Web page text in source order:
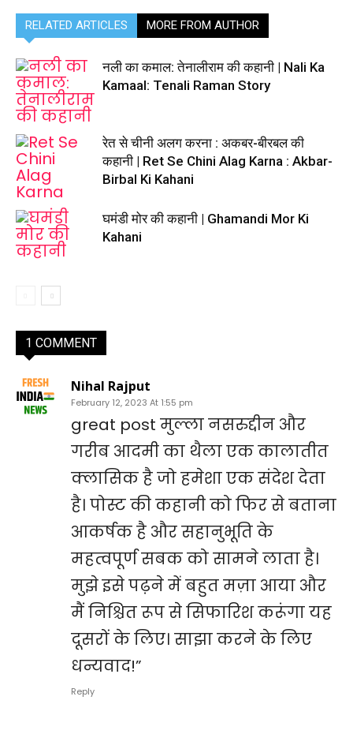
RELATED ARTICLES MORE FROM AUTHOR
नली का कमाल: तेनालीराम की कहानी | Nali Ka
Kamaal: Tenali Raman Story
रेत से चीनी अलग करना : अकबर-बीरबल की
कहानी | Ret Se Chini Alag Karna : Akbar-
Birbal Ki Kahani
घमंडी मोर की कहानी | Ghamandi Mor Ki
Kahani
1 COMMENT
Nihal Rajput
February 12, 2023 At 1:55 pm
great post मुल्ला नसरुद्दीन और
गरीब आदमी का थैला एक कालातीत
क्लासिक है जो हमेशा एक संदेश देता
है। पोस्ट की कहानी को फिर से बताना
आकर्षक है और सहानुभूति के
महत्वपूर्ण सबक को सामने लाता है।
मुझे इसे पढ़ने में बहुत मज़ा आया और
मैं निश्चित रूप से सिफारिश करूंगा यह
दूसरों के लिए। साझा करने के लिए
धन्यवाद!”
Reply